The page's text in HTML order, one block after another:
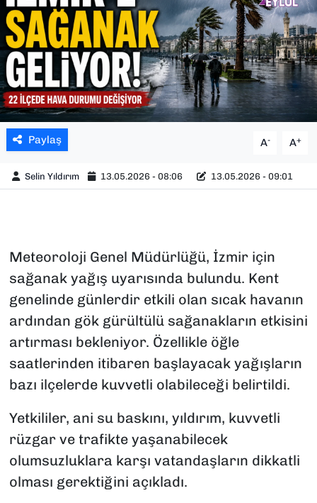
Paylaş A- A+
Selin Yıldırım 13.05.2026 - 08:06 13.05.2026 - 09:01
Meteoroloji Genel Müdürlüğü, İzmir için
sağanak yağış uyarısında bulundu. Kent
genelinde günlerdir etkili olan sıcak havanın
ardından gök gürültülü sağanakların etkisini
artırması bekleniyor. Özellikle öğle
saatlerinden itibaren başlayacak yağışların
bazı ilçelerde kuvvetli olabileceği belirtildi.
Yetkililer, ani su baskını, yıldırım, kuvvetli
rüzgar ve trafikte yaşanabilecek
olumsuzluklara karşı vatandaşların dikkatli
olması gerektiğini açıkladı.
YAŞAM
YEREL YÖNETİMLER